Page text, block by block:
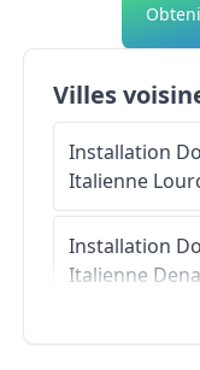
Villes
Installation
Italienne
Installation
Italienne
Installation